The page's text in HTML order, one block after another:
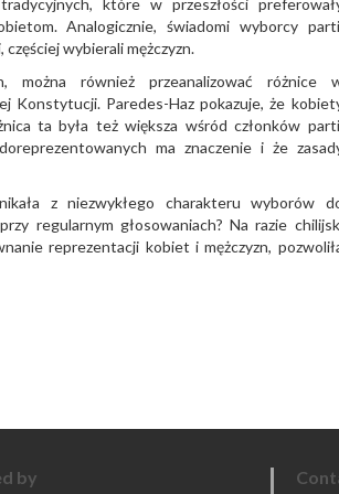
które w przeszłości
Analogicznie, świadomi wyborcy
wybierali mężczyzn.
można również przeanalizować różnice
Konstytucji. Paredes-Haz pokazuje, że
ta była też większa wśród członków
ma znaczenie i że
z niezwykłego charakteru wyborów
regularnym głosowaniach? Na razie
reprezentacji kobiet i mężczyzn,
by